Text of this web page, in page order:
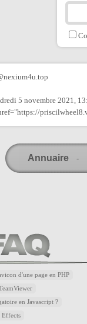
5 novembre 2021,
Annuaire -
d'une page en PHP
en Javascript ?
Effects